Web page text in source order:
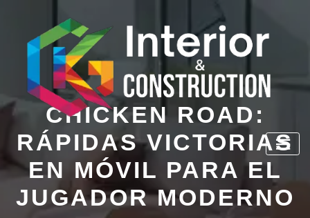
content
CHICKEN ROAD:
RÁPIDAS VICTORIAS
EN MÓVIL PARA EL
JUGADOR MODERNO